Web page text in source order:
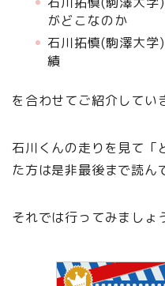
がどこなのか
石川拓慎(駒澤大
績
を合わせてご紹介してい
石川くんの走りを見て「
た方は是非最後まで読ん
それでは行ってみましょ